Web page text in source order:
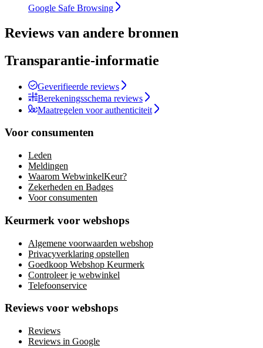
Google Safe Browsing
Reviews van andere bronnen
Transparantie-informatie
Geverifieerde reviews
Berekeningsschema reviews
Maatregelen voor authenticiteit
Voor consumenten
Leden
Meldingen
Waarom WebwinkelKeur?
Zekerheden en Badges
Voor consumenten
Keurmerk voor webshops
Algemene voorwaarden webshop
Privacyverklaring opstellen
Goedkoop Webshop Keurmerk
Controleer je webwinkel
Telefoonservice
Reviews voor webshops
Reviews
Reviews in Google